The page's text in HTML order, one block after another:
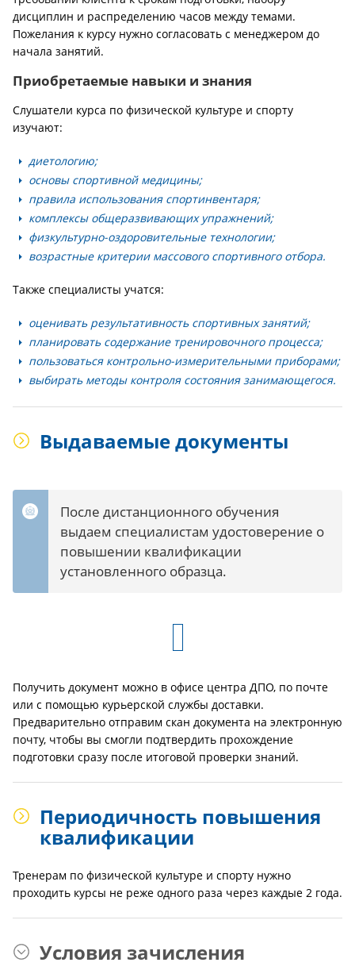
дисциплин и распределению часов между темами.
Пожелания к курсу нужно согласовать с менеджером до
начала занятий.
Приобретаемые навыки и знания
Слушатели курса по физической культуре и спорту
изучают:
диетологию;
основы спортивной медицины;
правила использования спортинвентаря;
комплексы общеразвивающих упражнений;
физкультурно-оздоровительные технологии;
возрастные критерии массового спортивного отбора.
Также специалисты учатся:
оценивать результативность спортивных занятий;
планировать содержание тренировочного процесса;
пользоваться контрольно-измерительными приборами;
выбирать методы контроля состояния занимающегося.
Выдаваемые документы
После дистанционного обучения
выдаем специалистам удостоверение о
повышении квалификации
установленного образца.
Получить документ можно в офисе центра ДПО, по почте
или с помощью курьерской службы доставки.
Предварительно отправим скан документа на электронную
почту, чтобы вы смогли подтвердить прохождение
подготовки сразу после итоговой проверки знаний.
Периодичность повышения
квалификации
Тренерам по физической культуре и спорту нужно
проходить курсы не реже одного раза через каждые 2 года.
Условия зачисления